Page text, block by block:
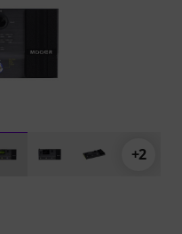
+2